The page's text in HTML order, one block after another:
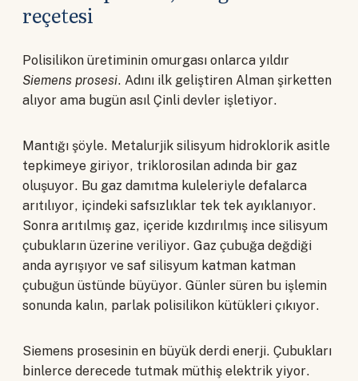
reçetesi
Polisilikon üretiminin omurgası onlarca yıldır
Siemens prosesi. Adını ilk geliştiren Alman şirketten
alıyor ama bugün asıl Çinli devler işletiyor.
Mantığı şöyle. Metalurjik silisyum hidroklorik asitle
tepkimeye giriyor, triklorosilan adında bir gaz
oluşuyor. Bu gaz damıtma kuleleriyle defalarca
arıtılıyor, içindeki safsızlıklar tek tek ayıklanıyor.
Sonra arıtılmış gaz, içeride kızdırılmış ince silisyum
çubukların üzerine veriliyor. Gaz çubuğa değdiği
anda ayrışıyor ve saf silisyum katman katman
çubuğun üstünde büyüyor. Günler süren bu işlemin
sonunda kalın, parlak polisilikon kütükleri çıkıyor.
Siemens prosesinin en büyük derdi enerji. Çubukları
binlerce derecede tutmak müthiş elektrik yiyor.